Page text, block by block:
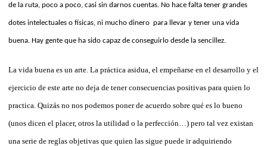
de la ruta, poco a poco, casi sin darnos cuentas. No hace falta tener grandes
dotes intelectuales o físicas, ni mucho dinero para llevar y tener una vida
buena. Hay gente que ha sido capaz de conseguirlo desde la sencillez.
La vida buena es un arte. La práctica asidua, el empeñarse en el desarrollo y el
ejercicio de este arte no deja de tener consecuencias positivas para quien lo
practica. Quizás no nos podemos poner de acuerdo sobre qué es lo bueno
(unos dicen el placer, otros la utilidad o la perfección…) pero tal vez existan
una serie de reglas objetivas que quien las sigue puede ir adquiriendo